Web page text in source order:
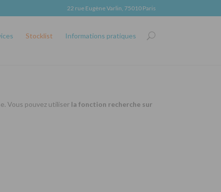
22 rue Eugène Varlin, 75010 Paris
Stocklist Informations pratiques
Vous pouvez utiliser la fonction recherche sur